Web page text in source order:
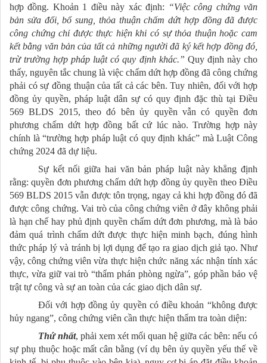
hợp đồng. Khoản 1 điều này xác định: “Việc công chứng văn
bản sửa đổi, bổ sung, thỏa thuận chấm dứt hợp đồng đã được
công chứng chỉ được thực hiện khi có sự thỏa thuận hoặc cam
kết bằng văn bản của tất cả những người đã ký kết hợp đồng đó,
trừ trường hợp pháp luật có quy định khác.” Quy định này cho
thấy, nguyên tắc chung là việc chấm dứt hợp đồng đã công chứng
phải có sự đồng thuận của tất cả các bên. Tuy nhiên, đối với hợp
đồng ủy quyền, pháp luật dân sự có quy định đặc thù tại Điều
569 BLDS 2015, theo đó bên ủy quyền vẫn có quyền đơn
phương chấm dứt hợp đồng bất cứ lúc nào. Trường hợp này
chính là “trường hợp pháp luật có quy định khác” mà Luật Công
chứng 2024 đã dự liệu.
Sự kết nối giữa hai văn bản pháp luật này khẳng định
rằng: quyền đơn phương chấm dứt hợp đồng ủy quyền theo Điều
569 BLDS 2015 vẫn được tôn trọng, ngay cả khi hợp đồng đó đã
được công chứng. Vai trò của công chứng viên ở đây không phải
là hạn chế hay phủ định quyền chấm dứt đơn phương, mà là bảo
đảm quá trình chấm dứt được thực hiện minh bạch, đúng hình
thức pháp lý và tránh bị lợi dụng để tạo ra giao dịch giả tạo. Như
vậy, công chứng viên vừa thực hiện chức năng xác nhận tính xác
thực, vừa giữ vai trò “thẩm phán phòng ngừa”, góp phần bảo vệ
trật tự công và sự an toàn của các giao dịch dân sự.
Đối với hợp đồng ủy quyền có điều khoản “không được
hủy ngang”, công chứng viên cần thực hiện thẩm tra toàn diện:
Thứ nhất, phải xem xét mối quan hệ giữa các bên: nếu có
sự phụ thuộc hoặc mất cân bằng (ví dụ bên ủy quyền yếu thế về